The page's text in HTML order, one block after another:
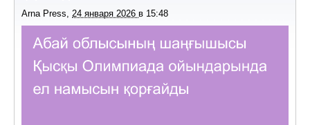
Arna Press 24 января 2026 в 15:48